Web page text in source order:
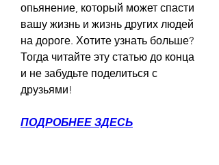
опьянение, который может спасти
вашу жизнь и жизнь других людей
на дороге. Хотите узнать больше?
Тогда читайте эту статью до конца
и не забудьте поделиться с
друзьями!
ПОДРОБНЕЕ ЗДЕСЬ